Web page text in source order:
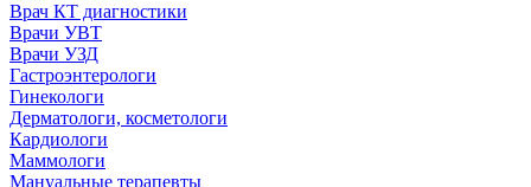
Врач КТ диагностики
Врачи УВТ
Врачи УЗД
Гастроэнтерологи
Гинекологи
Дерматологи, косметологи
Кардиологи
Маммологи
Мануальные терапевты